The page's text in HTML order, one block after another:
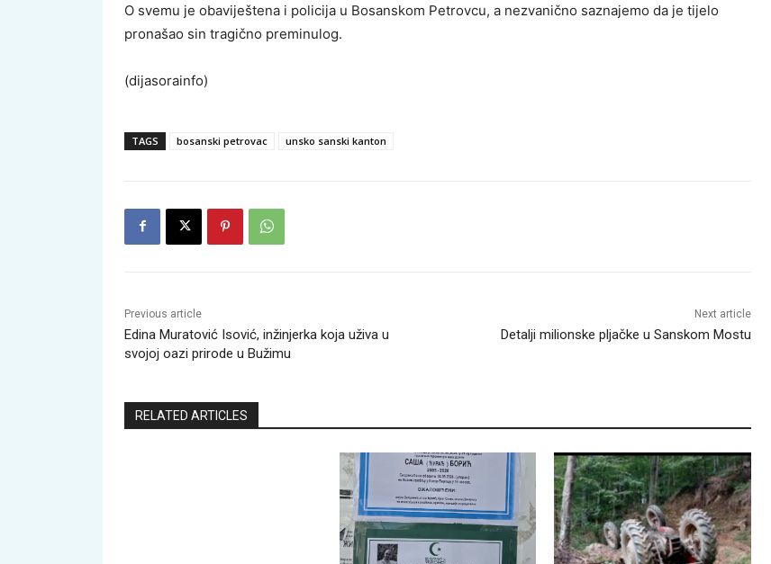
O svemu je obaviještena i policija u Bosanskom Petrovcu, a nezvanično saznajemo da je tijelo
pronašao sin tragično preminulog.
(dijasorainfo)
TAGS bosanski petrovac unsko sanski kanton
Previous article
Edina Muratović Isović, inžinjerka koja uživa u
svojoj oazi prirode u Bužimu
Next article
Detalji milionske pljačke u Sanskom Mostu
RELATED ARTICLES